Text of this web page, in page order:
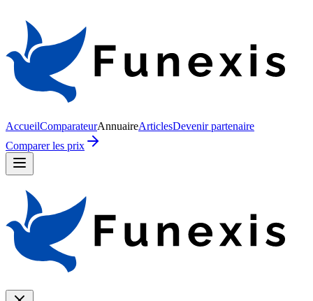
AccueilComparateurAnnuaireArticlesDevenir partenaire
Comparer les prix